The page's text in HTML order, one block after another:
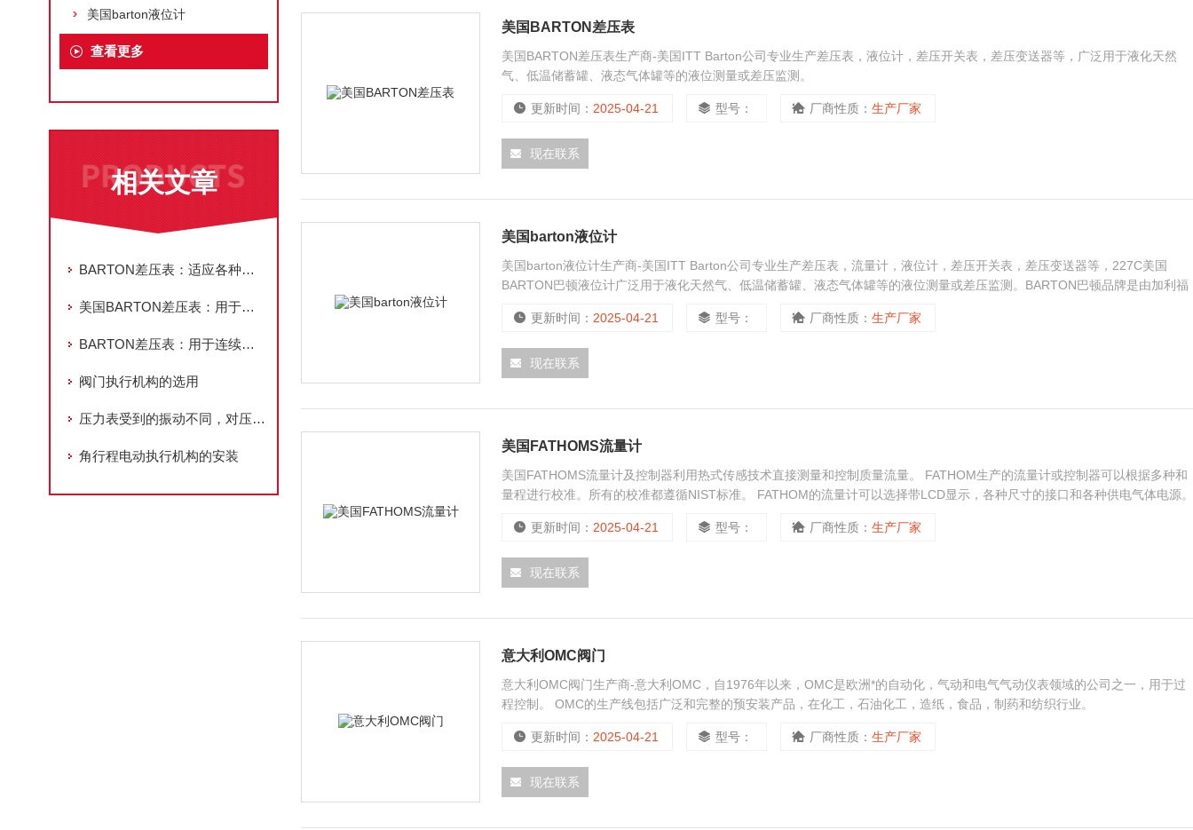
美国barton液位计
查看更多
相关文章
BARTON差压表：适应各种复杂环境的压力测量需求
美国BARTON差压表：用于各种行业的压力测量解决方案
BARTON差压表：用于连续和间歇压力测量的理想选择
阀门执行机构的选用
压力表受到的振动不同，对压力的增减幅也不同
角行程电动执行机构的安装
美国BARTON差压表
美国BARTON差压表生产商-美国ITT Barton公司专业生产差压表，液位计，差压开关表，差压变送器等，广泛用于液化天然
气、低温储蓄罐、液态气体罐等的液位测量或差压监测。
更新时间： 2025-04-21 型号： 厂商性质： 生产厂家
现在联系
美国barton液位计
美国barton液位计生产商-美国ITT Barton公司专业生产差压表，流量计，液位计，差压开关表，差压变送器等，227C美国
BARTON巴顿液位计广泛用于液化天然气、低温储蓄罐、液态气体罐等的液位测量或差压监测。BARTON巴顿品牌是由加利福
更新时间： 2025-04-21 型号： 厂商性质： 生产厂家
现在联系
美国FATHOMS流量计
美国FATHOMS流量计及控制器利用热式传感技术直接测量和控制质量流量。 FATHOM生产的流量计或控制器可以根据多种和
量程进行校准。所有的校准都遵循NIST标准。 FATHOM的流量计可以选择带LCD显示，各种尺寸的接口和各种供电气体电源。
更新时间： 2025-04-21 型号： 厂商性质： 生产厂家
现在联系
意大利OMC阀门
意大利OMC阀门生产商-意大利OMC，自1976年以来，OMC是欧洲*的自动化，气动和电气气动仪表领域的公司之一，用于过
程控制。 OMC的生产线包括广泛和完整的预安装产品，在化工，石油化工，造纸，食品，制药和纺织行业。
更新时间： 2025-04-21 型号： 厂商性质： 生产厂家
现在联系